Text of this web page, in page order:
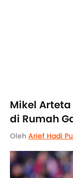
Mikel
di Rumah
Oleh Arief Hadi